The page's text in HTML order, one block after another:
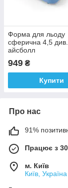
Форма для льоду
сферична 4,5
айсболл
949 ₴
Купити
Про нас
91%
Працює з
м. Київ
Київ, Україна